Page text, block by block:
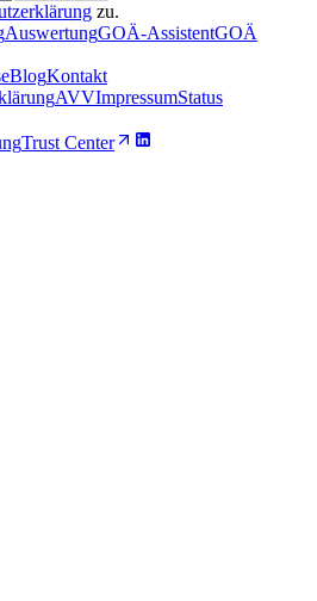
zu.
AuswertungGOÄ-AssistentGOÄ
BlogKontakt
AVVImpressumStatus
Trust Center